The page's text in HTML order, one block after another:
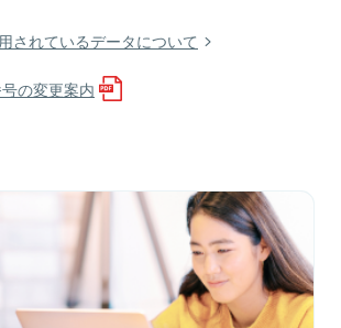
されているデータについて
の変更案内